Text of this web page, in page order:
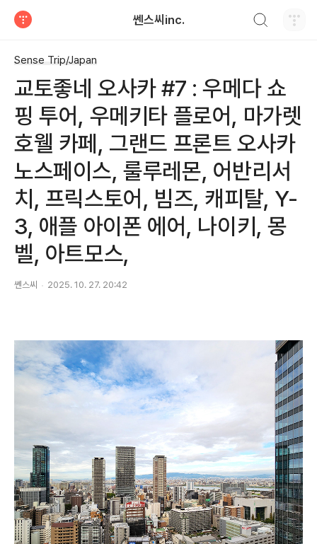
쎈스씨inc.
Sense Trip/Japan
교토좋네 오사카 #7 : 우메다 쇼
핑 투어, 우메키타 플로어, 마가렛
호웰 카페, 그랜드 프론트 오사카
노스페이스, 룰루레몬, 어반리서
치, 프릭스토어, 빔즈, 캐피탈, Y-
3, 애플 아이폰 에어, 나이키, 몽
벨, 아트모스,
쎈스씨 2025. 10. 27. 20:42